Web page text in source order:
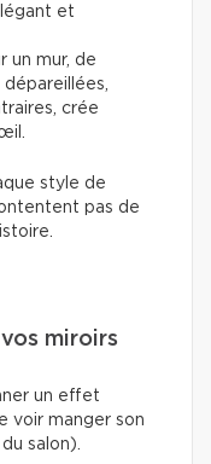
et
un mur, de
crée
style de
pas de
miroirs
un effet
voir manger son
salon).